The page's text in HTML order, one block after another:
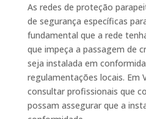
As redes de proteção
de segurança específicas
fundamental que a rede
que impeça a passagem de
seja instalada em
regulamentações locais. Em
consultar profissionais que
possam assegurar que a